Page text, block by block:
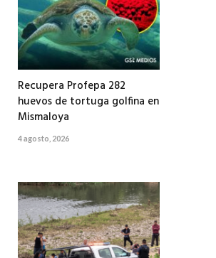
Recupera Profepa 282
huevos de tortuga golfina en
Mismaloya
4 agosto, 2026